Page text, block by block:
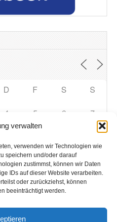
verwalten
verwenden wir Technologien wie
speichern und/oder darauf
zustimmst, können wir Daten
IDs auf dieser Website verarbeiten.
oder zurückziehst, können
beeinträchtigt werden.
D F S S
4 5 6 7
11 12 13
18 19 20 21